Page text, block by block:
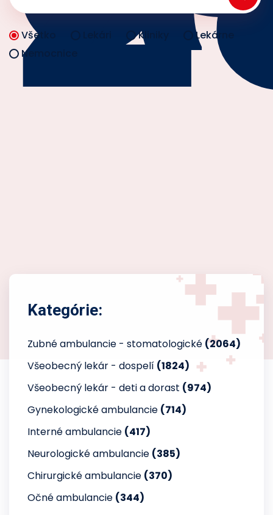
Všetko Kliniky
Lekárne
Nemocnice
Kategórie:
Zubné ambulancie - stomatologické (2064)
Všeobecný lekár - dospelí (1824)
Všeobecný lekár - deti a dorast (974)
Gynekologické ambulancie (714)
Interné ambulancie (417)
Neurologické ambulancie (385)
Chirurgické ambulancie (370)
Očné ambulancie (344)